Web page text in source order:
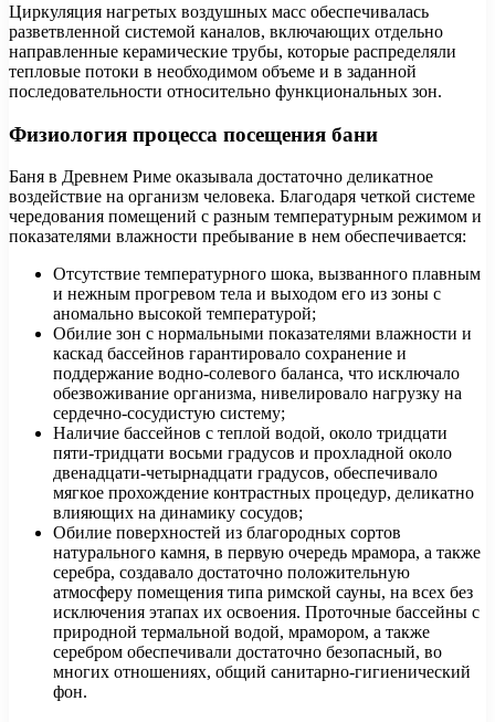
Циркуляция нагретых воздушных масс обеспечивалась
разветвленной системой каналов, включающих отдельно
направленные керамические трубы, которые распределяли
тепловые потоки в необходимом объеме и в заданной
последовательности относительно функциональных зон.
Физиология процесса посещения бани
Баня в Древнем Риме оказывала достаточно деликатное
воздействие на организм человека. Благодаря четкой системе
чередования помещений с разным температурным режимом и
показателями влажности пребывание в нем обеспечивается:
Отсутствие температурного шока, вызванного плавным
и нежным прогревом тела и выходом его из зоны с
аномально высокой температурой;
Обилие зон с нормальными показателями влажности и
каскад бассейнов гарантировало сохранение и
поддержание водно-солевого баланса, что исключало
обезвоживание организма, нивелировало нагрузку на
сердечно-сосудистую систему;
Наличие бассейнов с теплой водой, около тридцати
пяти-тридцати восьми градусов и прохладной около
двенадцати-четырнадцати градусов, обеспечивало
мягкое прохождение контрастных процедур, деликатно
влияющих на динамику сосудов;
Обилие поверхностей из благородных сортов
натурального камня, в первую очередь мрамора, а также
серебра, создавало достаточно положительную
атмосферу помещения типа римской сауны, на всех без
исключения этапах их освоения. Проточные бассейны с
природной термальной водой, мрамором, а также
серебром обеспечивали достаточно безопасный, во
многих отношениях, общий санитарно-гигиенический
фон.